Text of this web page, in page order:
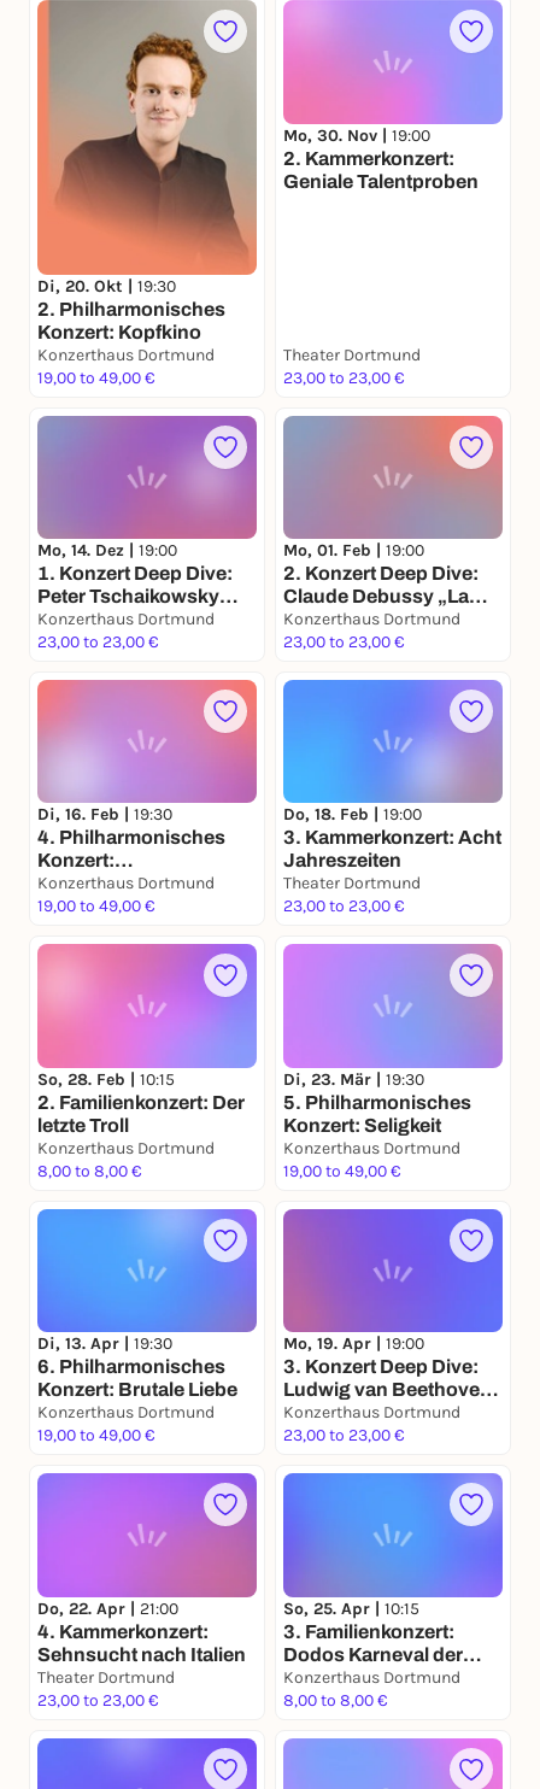
Di, 20. Okt | 19:30
2. Philharmonisches
Konzert: Kopfkino
Konzerthaus Dortmund
19,00 to 49,00 €
Mo, 30. Nov | 19:00
2. Kammerkonzert:
Geniale Talentproben
Theater Dortmund
23,00 to 23,00 €
Mo, 14. Dez | 19:00
1. Konzert Deep Dive:
Peter Tschaikowsky
„Der Nussknacker“
Konzerthaus Dortmund
23,00 to 23,00 €
Mo, 01. Feb | 19:00
2. Konzert Deep Dive:
Claude Debussy „La
Mer“
Konzerthaus Dortmund
23,00 to 23,00 €
Di, 16. Feb | 19:30
4. Philharmonisches
Konzert:
Klangkathedralen
Konzerthaus Dortmund
19,00 to 49,00 €
Do, 18. Feb | 19:00
3. Kammerkonzert: Acht
Jahreszeiten
Theater Dortmund
23,00 to 23,00 €
So, 28. Feb | 10:15
2. Familienkonzert: Der
letzte Troll
Konzerthaus Dortmund
8,00 to 8,00 €
Di, 23. Mär | 19:30
5. Philharmonisches
Konzert: Seligkeit
Konzerthaus Dortmund
19,00 to 49,00 €
Di, 13. Apr | 19:30
6. Philharmonisches
Konzert: Brutale Liebe
Konzerthaus Dortmund
19,00 to 49,00 €
Mo, 19. Apr | 19:00
3. Konzert Deep Dive:
Ludwig van Beethoven
Sinfonie Nr. 3 „Eroica“
Konzerthaus Dortmund
23,00 to 23,00 €
Do, 22. Apr | 21:00
4. Kammerkonzert:
Sehnsucht nach Italien
Theater Dortmund
23,00 to 23,00 €
So, 25. Apr | 10:15
3. Familienkonzert:
Dodos Karneval der
Tiere
Konzerthaus Dortmund
8,00 to 8,00 €